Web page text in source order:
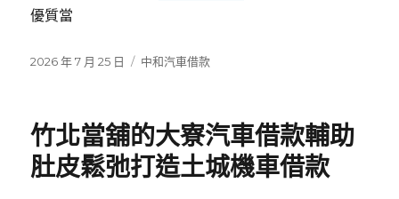
優質當
發
2026 年 7 月 25 日
分
中和汽車借款
竹北當舖的大寮汽車借款輔助
肚皮鬆弛打造土城機車借款